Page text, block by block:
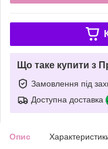
Що таке купити з
Замовлення під
Доступна доставка
Опис